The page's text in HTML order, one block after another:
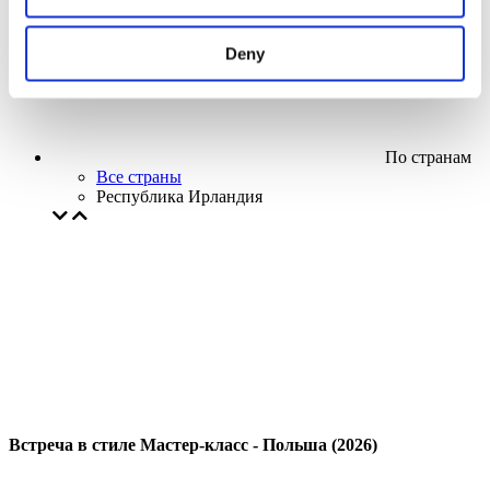
Deny
По странам
Все страны
Республика Ирландия
Встреча в стиле Мастер-класс - Польша (2026)